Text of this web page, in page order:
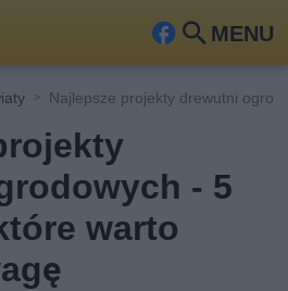
MENU
Fa
ook
Szu
kaj
Najlepsze projekty drewutni
- 5
warto